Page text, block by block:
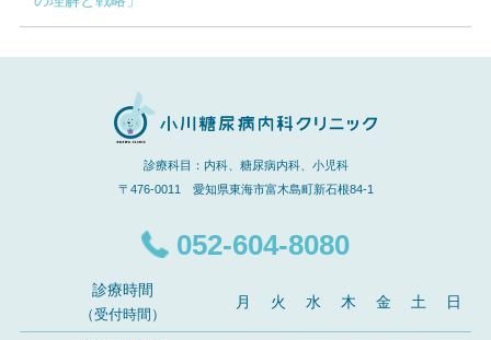
診療科目：内科、糖尿病内科、小児科
〒476-0011 愛知県東海市富木島町新石根84-1
052-604-8080
診療時間
（受付時間）
月 火 水 木 金 土 日